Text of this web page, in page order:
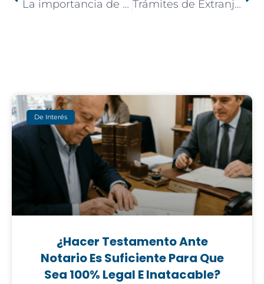
La importancia de tener un testamento en regla: Guía para residentes de Aluche, Madrid Trámites de Extranjería en Aluche: Cómo el Bufete Martín Aranda Simplifica el Proceso
De Interés
¿Hacer Testamento Ante
Notario Es Suficiente Para Que
Sea 100% Legal E Inatacable?